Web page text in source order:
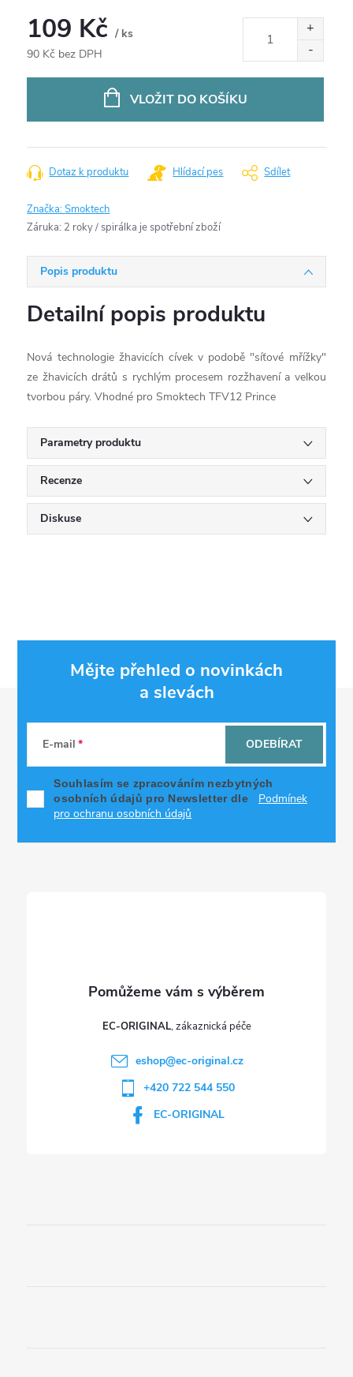
109 Kč/ ks
90 Kč bez DPH
VLOŽIT DO KOŠÍKU
Dotaz k produktu Hlídací pes Sdílet
Značka:Smoktech
Záruka: 2 roky / spirálka je spotřební zboží
Popis produktu
Detailní popis produktu
Nová technologie žhavicích cívek v podobě "síťové mřížky"
ze žhavicích drátů s rychlým procesem rozžhavení a velkou
tvorbou páry. Vhodné pro Smoktech TFV12 Prince
Parametry produktu
Recenze
Diskuse
Mějte přehled o novinkách
a slevách
E-mail
Souhlasím se zpracováním nezbytných
osobních údajů pro Newsletter dle
Podmínek
pro ochranu osobních údajů
ODEBÍRAT
EC-ORIGINAL
eshop@ec-original.cz
+420 722 544 550
EC-ORIGINAL